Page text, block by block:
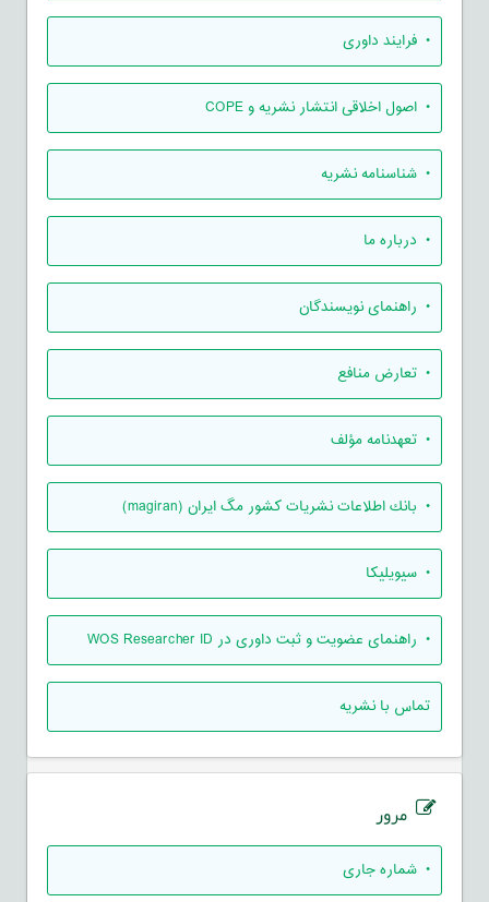
• فرایند داوری
• اصول اخلاقی انتشار نشریه و COPE
• شناسنامه نشریه
• درباره ما
• راهنمای نویسندگان
• تعارض منافع
• تعهدنامه مؤلف
• بانك اطلاعات نشريات كشور مگ ايران (magiran)
• سیویلیکا
• راهنمای عضویت و ثبت داوری در WOS Researcher ID
تماس با نشریه
مرور
• شماره جاری